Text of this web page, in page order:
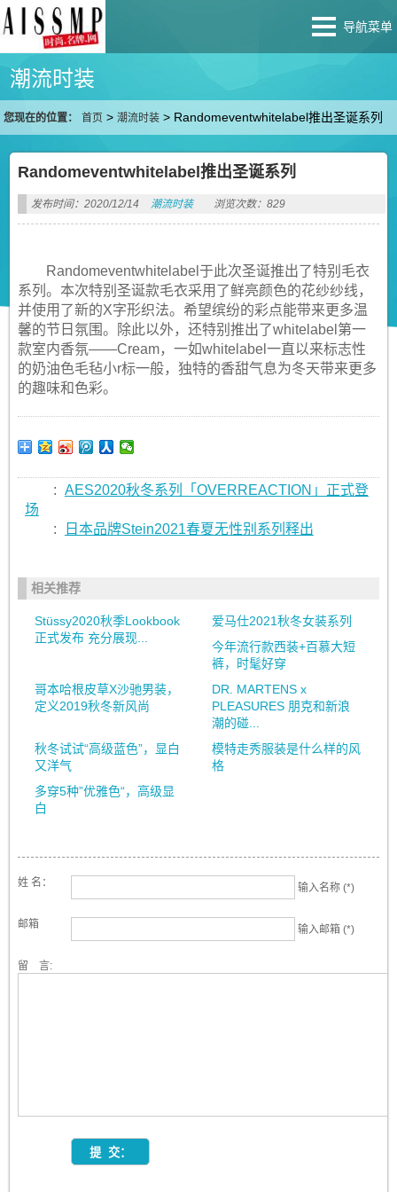
导航菜单
潮流时装
您现在的位置： 首页 >潮流时装 > Randomeventwhitelabel推出圣诞系列
Randomeventwhitelabel推出圣诞系列
发布时间：2020/12/14 潮流时装 浏览次数：829
Randomeventwhitelabel于此次圣诞推出了特别毛衣
系列。本次特别圣诞款毛衣采用了鲜亮颜色的花纱纱线，
并使用了新的X字形织法。希望缤纷的彩点能带来更多温
馨的节日氛围。除此以外，还特别推出了whitelabel第一
款室内香氛——Cream，一如whitelabel一直以来标志性
的奶油色毛毡小r标一般，独特的香甜气息为冬天带来更多
的趣味和色彩。
: AES2020秋冬系列「OVERREACTION」正式登
场
:
日本品牌Stein2021春夏无性别系列释出
相关推荐
Stüssy2020秋季Lookbook
正式发布 充分展现...
爱马仕2021秋冬女装系列
今年流行款西装+百慕大短
裤，时髦好穿
哥本哈根皮草X沙驰男装，
定义2019秋冬新风尚
DR. MARTENS x
PLEASURES 朋克和新浪
潮的碰...
秋冬试试“高级蓝色”，显白
又洋气
模特走秀服装是什么样的风
格
多穿5种”优雅色“，高级显
白
姓 名： 输入名称 (*)
邮箱 输入邮箱 (*)
留 言: